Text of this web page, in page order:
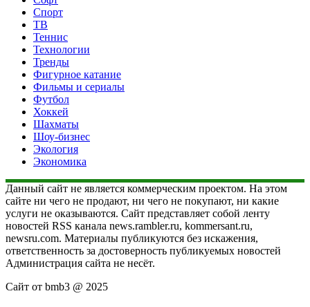
Спорт
ТВ
Теннис
Технологии
Тренды
Фигурное катание
Фильмы и сериалы
Футбол
Хоккей
Шахматы
Шоу-бизнес
Экология
Экономика
Данный сайт не является коммерческим проектом. На этом
сайте ни чего не продают, ни чего не покупают, ни какие
услуги не оказываются. Сайт представляет собой ленту
новостей RSS канала news.rambler.ru, kommersant.ru,
newsru.com. Материалы публикуются без искажения,
ответственность за достоверность публикуемых новостей
Администрация сайта не несёт.
Сайт от bmb3 @ 2025